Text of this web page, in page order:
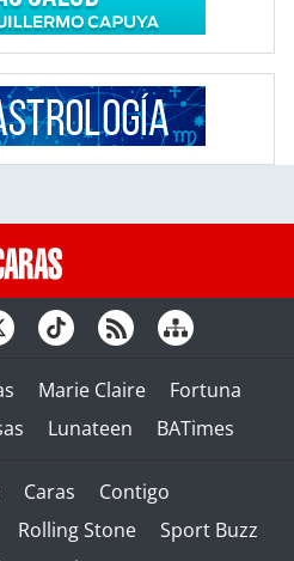
Marie Claire
Fortuna
Lunateen BATimes
Caras
Contigo
Rolling Stone
Sport Buzz